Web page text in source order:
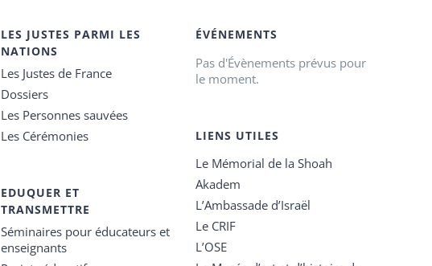
LES JUSTES PARMI LES
NATIONS
Les Justes de France
Dossiers
Les Personnes sauvées
Les Cérémonies
EDUQUER ET
TRANSMETTRE
Séminaires pour éducateurs et
enseignants
ÉVÉNEMENTS
Pas d'Évènements prévus pour
le moment.
LIENS UTILES
Le Mémorial de la Shoah
Akadem
L’Ambassade d’Israël
Le CRIF
L’OSE